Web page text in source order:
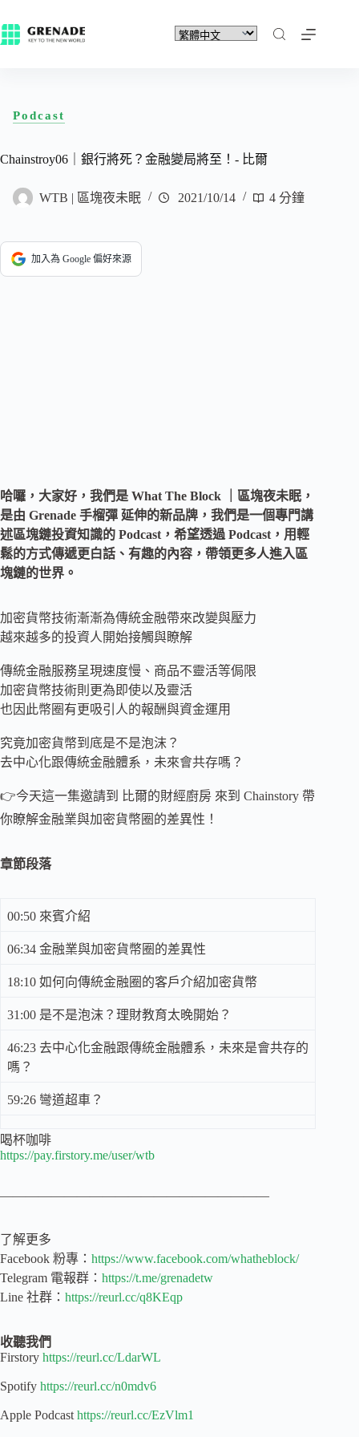
Podcast
Chainstroy06｜銀行將死？金融變局將至！- 比爾
WTB | 區塊夜未眠 2021/10/14 4 分鐘
加入為 Google 偏好來源
哈囉，大家好，我們是 What The Block ｜區塊夜未眠，
是由 Grenade 手榴彈 延伸的新品牌，我們是一個專門講
述區塊鏈投資知識的 Podcast，希望透過 Podcast，用輕
鬆的方式傳遞更白話、有趣的內容，帶領更多人進入區
塊鏈的世界。
加密貨幣技術漸漸為傳統金融帶來改變與壓力
越來越多的投資人開始接觸與瞭解
傳統金融服務呈現速度慢、商品不靈活等侷限
加密貨幣技術則更為即使以及靈活
也因此幣圈有更吸引人的報酬與資金運用
究竟加密貨幣到底是不是泡沫？
去中心化跟傳統金融體系，未來會共存嗎？
👉今天這一集邀請到 比爾的財經廚房 來到 Chainstory 帶
你瞭解金融業與加密貨幣圈的差異性！
章節段落
00:50 來賓介紹
06:34 金融業與加密貨幣圈的差異性
18:10 如何向傳統金融圈的客戶介紹加密貨幣
31:00 是不是泡沫？理財教育太晚開始？
46:23 去中心化金融跟傳統金融體系，未來是會共存的
嗎？
59:26 彎道超車？
喝杯咖啡
https://pay.firstory.me/user/wtb
—————————————————————
了解更多
Facebook 粉專： https://www.facebook.com/whatheblock/
Telegram 電報群： https://t.me/grenadetw
Line 社群： https://reurl.cc/q8KEqp
收聽我們
Firstory https://reurl.cc/LdarWL
Spotify https://reurl.cc/n0mdv6
Apple Podcast https://reurl.cc/EzVlm1